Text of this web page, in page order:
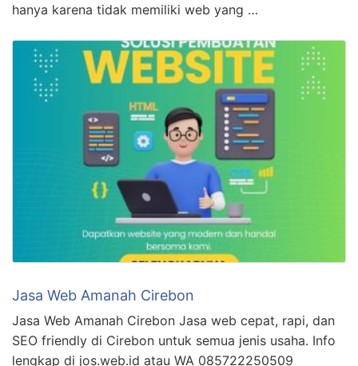
hanya karena tidak memiliki web yang …
Jasa Web Amanah Cirebon
Jasa Web Amanah Cirebon Jasa web cepat, rapi, dan
SEO friendly di Cirebon untuk semua jenis usaha. Info
lengkap di jos.web.id atau WA 085722250509